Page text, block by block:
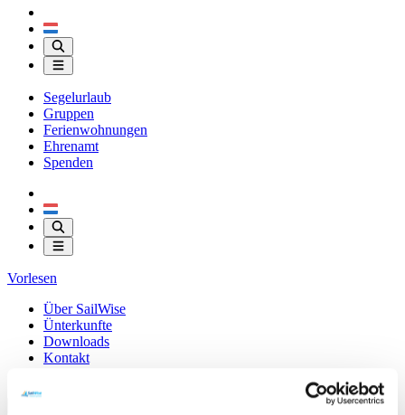
Segelurlaub
Gruppen
Ferienwohnungen
Ehrenamt
Spenden
Vorlesen
Über SailWise
Ünterkunfte
Downloads
Kontakt